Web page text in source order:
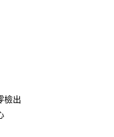
檢出